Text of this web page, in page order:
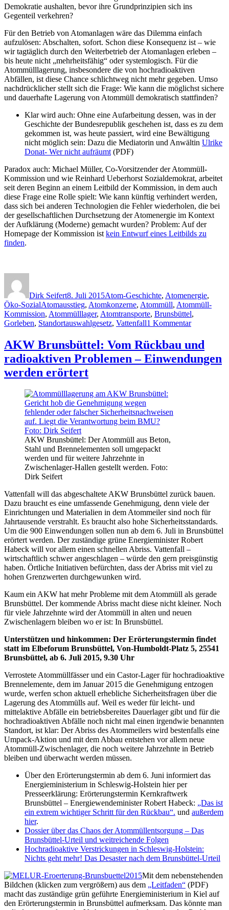
Demokratie aushalten, bevor ihre Grundprinzipien sich ins
Gegenteil verkehren?
Für den Betrieb von Atomanlagen wäre das Dilemma einfach
aufzulösen: Abschalten, sofort. Schon diese Konsequenz ist – wie
wir tagtäglich durch den Weiterbetrieb der Atomanlagen erleben –
bis heute nicht „mehrheitsfähig“ oder systemlogisch. Für die
Atommülllagerung, insbesondere die von hochradioaktiven
Abfällen, ist diese Chance schlichtweg nicht mehr gegeben. Umso
nachdrücklicher stellt sich die Frage: Wie kann die möglichst sichere
und dauerhafte Lagerung von Atommüll demokratisch stattfinden?
Klar wird auch: Ohne eine Aufarbeitung dessen, was in der
Geschichte der Bundesrepublik geschehen ist, dass es zu dem
gekommen ist, was heute passiert, wird eine Bewältigung
nicht möglich sein: Dazu die Mediatorin und Anwältin Ulrike
Donat- Wer nicht aufräumt (PDF)
Paradox auch: Michael Müller, Co-Vorsitzender der Atommüll-
Kommission und wie Reinhard Ueberhorst Sozialdemokrat, arbeitet
seit deren Beginn an einem Leitbild der Kommission, in dem auch
diese Frage eine Rolle spielt: Wie kann künftig verhindert werden,
dass sich bei anderen Technologien die Fehler wiederholen, die bei
der gesellschaftlichen Durchsetzung der Atomenergie im Kontext
der Aufklärung (Moderne) gemacht wurden? Problem: Auf der
Homepage der Kommission ist kein Entwurf eines Leitbilds zu
finden.
Dirk Seifert8. Juli 2015Atom-Geschichte, Atomenergie,
Öko-SozialSchlagwörter
Atomausstieg, Atomkonzerne, Atommüll, Atommüll-
Kommission, Atommülllager, Atomtransporte, Brunsbüttel,
Gorleben, Standortauswahlgesetz, Vattenfall1 Kommentarzu
und
eine
AKW Brunsbüttel: Vom Rückbau und
radioaktiven Problemen – Einwendungen
werden erörtert
AKW Brunsbüttel: Der Atommüll aus Beton,
Stahl und Brennelementen soll umgepackt
werden und für weitere Jahrzehnte in
Zwischenlager-Hallen gestellt werden. Foto:
Dirk Seifert
Vattenfall will das abgeschaltete AKW Brunsbüttel zurück bauen.
Dazu braucht es eine umfassende Genehmigung, denn viele der
Einrichtungen und Materialien in dem Atommeiler sind noch für
Jahrtausende verstrahlt. Es braucht also hohe Sicherheitsstandards.
Um die 900 Einwendungen sollen nun ab dem 6. Juli in Brunsbüttel
erörtert werden. Der zuständige grüne Energieminister Robert
Habeck will vor allem einen schnellen Abriss. Vattenfall –
wirtschaftlich schwer angeschlagen – würde den gern preisgünstig
haben. Örtliche Initiativen befürchten, dass der Abriss mit viel zu
hohen Grenzwerten durchgewunken wird.
Kaum ein AKW hat mehr Probleme mit dem Atommüll als gerade
Brunsbüttel. Der kommende Abriss macht diese nicht kleiner. Noch
für viele Jahrzehnte wird der Atommüll in alten und neuen
Zwischenlagern bleiben wo er ist: In Brunsbüttel.
Unterstützen und hinkommen: Der Erörterungstermin findet
statt im Elbeforum Brunsbüttel, Von-Humboldt-Platz 5, 25541
Brunsbüttel, ab 6. Juli 2015, 9.30 Uhr
Verrostete Atommüllfässer und ein Castor-Lager für hochradioaktive
Brennelemente, dem im Januar 2015 die Genehmigung entzogen
wurde, werfen schon aktuell erhebliche Sicherheitsfragen über die
Lagerung des Atommülls auf. Weil es weder für leicht- und
mittelaktive Abfälle ein betriebsbereites Dauerlager gibt und für die
hochradioaktiven Abfälle noch nicht mal einen irgendwie benannten
Standort, ist klar: Der Abriss des Atommeilers wird bestenfalls eine
Umpack-Aktion und mit dem Abbau entstehen vor allem neue
Atommüll-Zwischenlager, die noch weitere Jahrzehnte in Betrieb
bleiben und überwacht werden müssen.
Über den Erörterungstermin ab dem 6. Juni informiert das
Energieministerium in Schleswig-Holstein hier per
Presseerklärung: Erörterungstermin Kernkraftwerk
Brunsbüttel – Energiewendeminister Robert Habeck: „Das ist
ein extrem wichtiger Schritt für den Rückbau“. und außerdem
hier.
Dossier über das Chaos der Atommüllentsorgung – Das
Brunsbüttel-Urteil und weitreichende Folgen
Hochradioaktive Verstrickungen in Schleswig-Holstein:
Nichts geht mehr! Das Desaster nach dem Brunsbüttel-Urteil
Mit dem nebenstehenden
Bildchen (klicken zum vergrößern) aus dem „Leitfaden“ (PDF)
macht das zuständige grün geführte Energieministerium in Kiel auf
den Erörterungstermin in Brunsbüttel aufmerksam. Das könnte man